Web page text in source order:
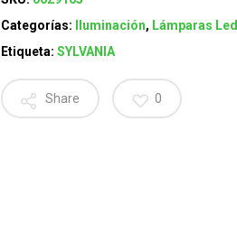
Categorías:
Iluminación, Lámparas Led
Etiqueta: SYLVANIA
Share 0